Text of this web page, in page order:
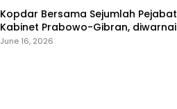
Kopdar Bersama Sejumlah Pejabat
Kabinet Prabowo-Gibran, diwarnai
Kericuhan
June 16, 2026